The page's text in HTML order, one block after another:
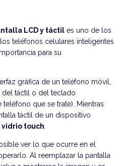
LCD y táctil es uno de los
teléfonos celulares inteligentes
para su
gráfica de un teléfono móvil,
del táctil o del teclado
que se trate). Mientras
táctil de un dispositivo
vidrio touch
ver lo que ocurre en el
Al reemplazar la pantalla